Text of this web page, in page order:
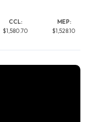
CCL:
$1,580.70
MEP:
$1,528.10